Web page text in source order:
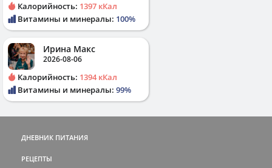
Калорийность: 1397 кКал
Витамины и минералы: 100%
Ирина Макс
2026-08-06
Калорийность: 1394 кКал
Витамины и минералы: 99%
ДНЕВНИК ПИТАНИЯ
РЕЦЕПТЫ